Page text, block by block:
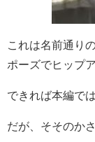
これは名前通り
ポーズでヒップ
できれば本編で
だが、そそのか